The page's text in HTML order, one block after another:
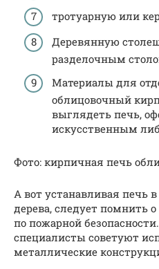
тротуарную или
Деревянную
разделочным
Материалы для
облицовочный
выглядеть печь,
искусственным
Фото: кирпичная печь
А вот устанавливая печь
дерева, следует помнить
по пожарной
специалисты советуют
металлические